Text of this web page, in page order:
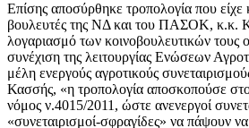
Επίσης αποσύρθηκε τροπολογία που είχε
βουλευτές της ΝΔ και του ΠΑΣΟΚ, κ.κ.
λογαριασμό των κοινοβουλευτικών
συνέχιση της λειτουργίας Ενώσεων
μέλη ενεργούς αγροτικούς
Κασσής, «η τροπολογία αποσκοπούσε
νόμος ν.4015/2011, ώστε ανενεργοί
«συνεταιρισμοί-σφραγίδες» να πάψουν